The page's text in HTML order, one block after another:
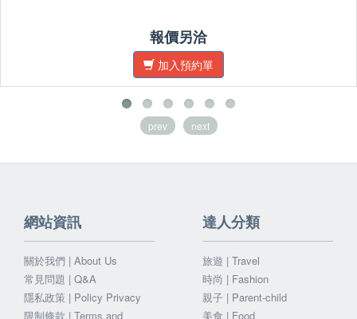
報價另洽
加入預約單
prev next
網站資訊
關於我們 | About Us
常見問題 | Q&A
隱私政策 | Policy Privacy
限制條款 | Terms and
達人分類
旅遊 | Travel
時尚 | Fashion
親子 | Parent-child
美食 | Food